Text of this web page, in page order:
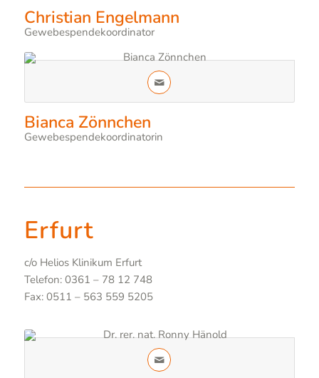
Christian Engelmann
Gewebespendekoordinator
Bianca Zönnchen
Gewebespendekoordinatorin
Erfurt
c/o Helios Klinikum Erfurt
Telefon: 0361 – 78 12 748
Fax: 0511 – 563 559 5205